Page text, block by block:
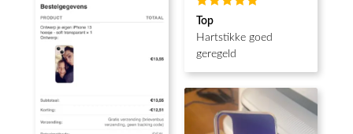
Waardering
5uit 5
Top
Hartstikke goed
geregeld